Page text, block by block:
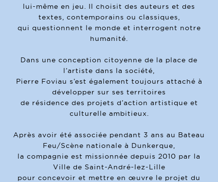
lui-même en jeu. Il choisit des auteurs et des
textes, contemporains ou classiques,
qui questionnent le monde et interrogent notre
humanité.
Dans une conception citoyenne de la place de
l’artiste dans la société,
Pierre Foviau s’est également toujours attaché à
développer sur ses territoires
de résidence des projets d’action artistique et
culturelle ambitieux.
Après avoir été associée pendant 3 ans au Bateau
Feu/Scène nationale à Dunkerque,
la compagnie est missionnée depuis 2010 par la
Ville de Saint-André-lez-Lille
pour concevoir et mettre en œuvre le projet du